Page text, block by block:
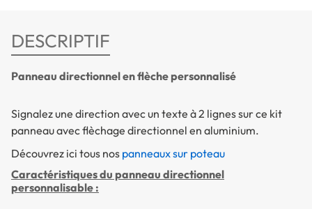
DESCRIPTIF
Panneau directionnel en flèche personnalisé
Signalez une direction avec un texte à 2 lignes sur ce kit
panneau avec flèchage directionnel en aluminium.
Découvrez ici tous nos panneaux sur poteau
Caractéristiques du panneau directionnel
personnalisable :